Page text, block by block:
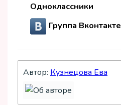
Одноклассники
Группа Вконтакте
Автор: Кузнецова Ева